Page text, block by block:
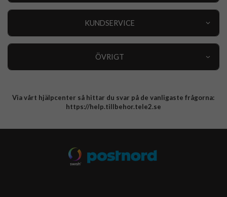
KUNDSERVICE
ÖVRIGT
Integritetspolicy
Via vårt hjälpcenter så hittar du svar på de vanligaste frågorna:
https://help.tillbehor.tele2.se